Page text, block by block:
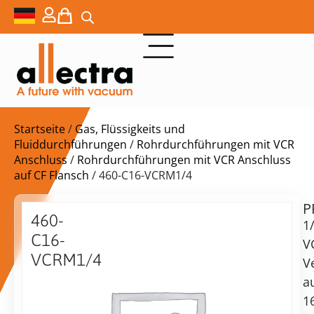
Startseite/ Gas, Flüssigkeits und
Fluiddurchführungen / Rohrdurchführungen mit VCR
Anschluss/ Rohrdurchführungen mit VCR Anschluss
auf CF Flansch / 460-C16-VCRM1/4
460-
C16-
VCRM1/4
$